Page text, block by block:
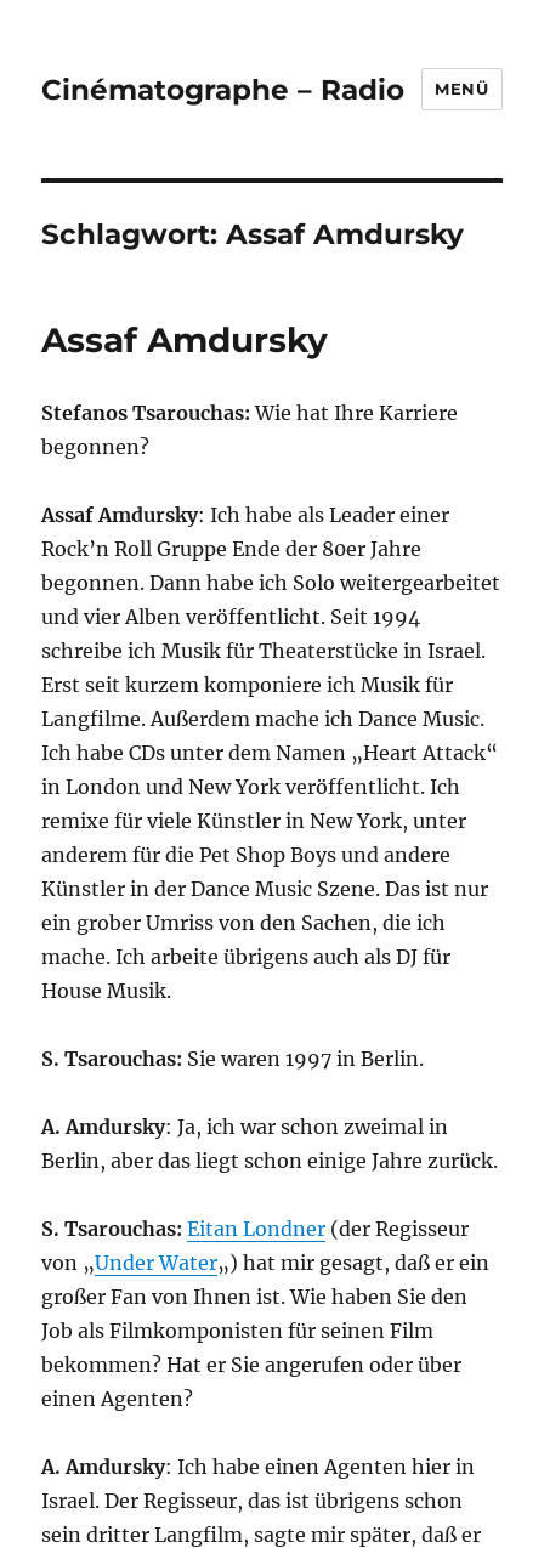
Cinématographe – Radio MENÜ
Schlagwort:Assaf Amdursky
Assaf Amdursky
Stefanos Tsarouchas: Wie hat Ihre Karriere
begonnen?
Assaf Amdursky: Ich habe als Leader einer
Rock’n Roll Gruppe Ende der 80er Jahre
begonnen. Dann habe ich Solo weitergearbeitet
und vier Alben veröffentlicht. Seit 1994
schreibe ich Musik für Theaterstücke in Israel.
Erst seit kurzem komponiere ich Musik für
Langfilme. Außerdem mache ich Dance Music.
Ich habe CDs unter dem Namen „Heart Attack“
in London und New York veröffentlicht. Ich
remixe für viele Künstler in New York, unter
anderem für die Pet Shop Boys und andere
Künstler in der Dance Music Szene. Das ist nur
ein grober Umriss von den Sachen, die ich
mache. Ich arbeite übrigens auch als DJ für
House Musik.
S. Tsarouchas: Sie waren 1997 in Berlin.
A. Amdursky: Ja, ich war schon zweimal in
Berlin, aber das liegt schon einige Jahre zurück.
S. Tsarouchas: Eitan Londner (der Regisseur
von „Under Water„) hat mir gesagt, daß er ein
großer Fan von Ihnen ist. Wie haben Sie den
Job als Filmkomponisten für seinen Film
bekommen? Hat er Sie angerufen oder über
einen Agenten?
A. Amdursky: Ich habe einen Agenten hier in
Israel. Der Regisseur, das ist übrigens schon
sein dritter Langfilm, sagte mir später, daß er